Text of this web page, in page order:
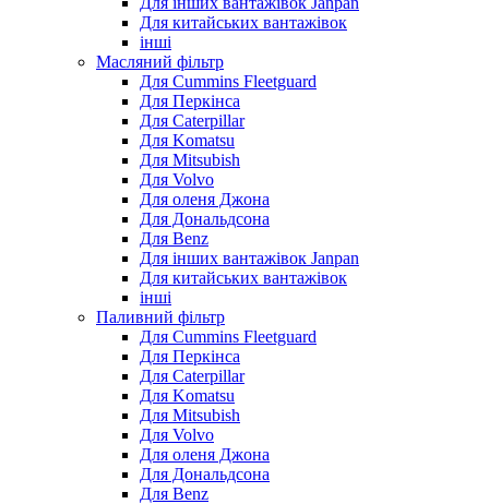
Для китайських вантажівок
інші
Масляний фільтр
Для Cummins Fleetguard
Для Перкінса
Для Caterpillar
Для Komatsu
Для Mitsubish
Для Volvo
Для оленя Джона
Для Дональдсона
Для Benz
Для інших вантажівок Janpan
Для китайських вантажівок
інші
Паливний фільтр
Для Cummins Fleetguard
Для Перкінса
Для Caterpillar
Для Komatsu
Для Mitsubish
Для Volvo
Для оленя Джона
Для Дональдсона
Для Benz